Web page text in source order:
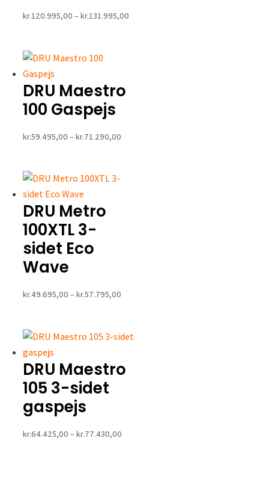
kr.120.995,00 – kr.131.995,00
DRU Maestro
100 Gaspejs
kr.59.495,00 – kr.71.290,00
DRU Metro
100XTL 3-
sidet Eco
Wave
kr.49.695,00 – kr.57.795,00
kr.57.795,00
DRU Maestro
105 3-sidet
gaspejs
kr.64.425,00 – kr.77.430,00